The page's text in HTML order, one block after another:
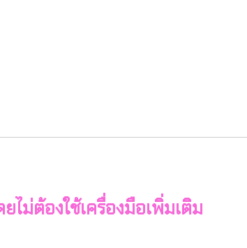
ไม่ต้องใช้เครื่องมือเพิ่มเติม